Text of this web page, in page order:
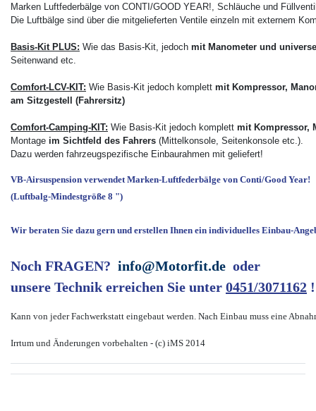
Marken Luftfederbälge von CONTI/GOOD YEAR!, Schläuche und
Die Luftbälge sind über die mitgelieferten Ventile einzeln mit externem
Basis-Kit PLUS: Wie das Basis-Kit, jedoch mit Manometer und
Seitenwand etc.
Comfort-LCV-KIT: Wie Basis-Kit jedoch komplett mit Kompressor,
am Sitzgestell (Fahrersitz)
Comfort-Camping-KIT: Wie Basis-Kit jedoch komplett mit Kompressor,
Montage im Sichtfeld des Fahrers (Mittelkonsole, Seitenkonsole etc.).
Dazu werden fahrzeugspezifische Einbaurahmen mit geliefert!
VB-Airsuspension verwendet Marken-Luftfederbälge von Conti/Good Year!
(Luftbalg-Mindestgröße 8 ")
Wir beraten Sie dazu gern und erstellen Ihnen ein individuelles Einbau-
Noch FRAGEN? info@Motorfit.de oder
unsere Technik erreichen Sie unter 0451/3071162 !
Kann von jeder Fachwerkstatt eingebaut werden. Nach Einbau muss eine
Irrtum und Änderungen vorbehalten - (c) iMS 2014